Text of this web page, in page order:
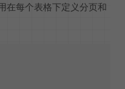
在每个表格下定义分页和